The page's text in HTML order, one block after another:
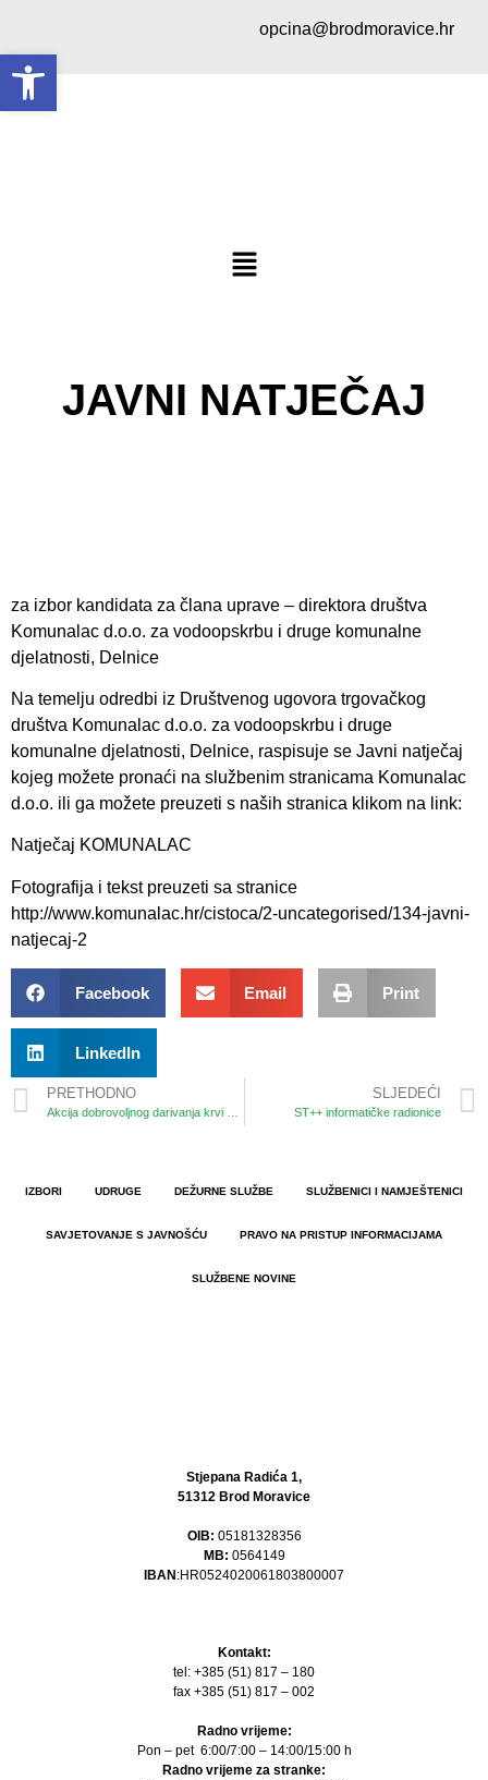
opcina@brodmoravice.hr
JAVNI NATJEČAJ
za izbor kandidata za člana uprave – direktora društva
Komunalac d.o.o. za vodoopskrbu i druge komunalne
djelatnosti, Delnice
Na temelju odredbi iz Društvenog ugovora trgovačkog
društva Komunalac d.o.o. za vodoopskrbu i druge
komunalne djelatnosti, Delnice, raspisuje se Javni natječaj
kojeg možete pronaći na službenim stranicama Komunalac
d.o.o. ili ga možete preuzeti s naših stranica klikom na link:
Natječaj KOMUNALAC
Fotografija i tekst preuzeti sa stranice
http://www.komunalac.hr/cistoca/2-uncategorised/134-javni-
natjecaj-2
Facebook Email Print
LinkedIn
PRETHODNO SLJEDEĆI
ST++ informatičke radionice
IZBORI UDRUGE DEŽURNE SLUŽBE SLUŽBENICI I NAMJEŠTENICI
SAVJETOVANJE S JAVNOŠĆU PRAVO NA PRISTUP INFORMACIJAMA
SLUŽBENE NOVINE
Stjepana Radića 1,
51312 Brod Moravice
OIB: 05181328356
MB: 0564149
IBAN :HR0524020061803800007
Kontakt:
tel: +385 (51) 817 – 180
fax +385 (51) 817 – 002
Radno vrijeme:
Pon – pet 6:00/7:00 – 14:00/15:00 h
Radno vrijeme za stranke:
Open toolbar